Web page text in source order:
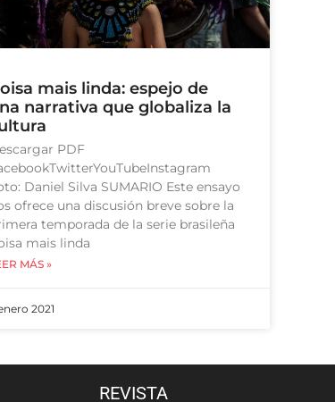
mais linda: espejo de
narrativa que globaliza la
PDF
Daniel Silva SUMARIO Este ensayo
ofrece una discusión breve sobre la
temporada de la serie brasileña
mais linda
MÁS »
2021
REVISTA